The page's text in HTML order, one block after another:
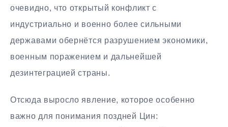
очевидно, что открытый конфликт с
индустриально и военно более сильными
державами обернётся разрушением экономики,
военным поражением и дальнейшей
дезинтеграцией страны.
Отсюда выросло явление, которое особенно
важно для понимания поздней Цин: